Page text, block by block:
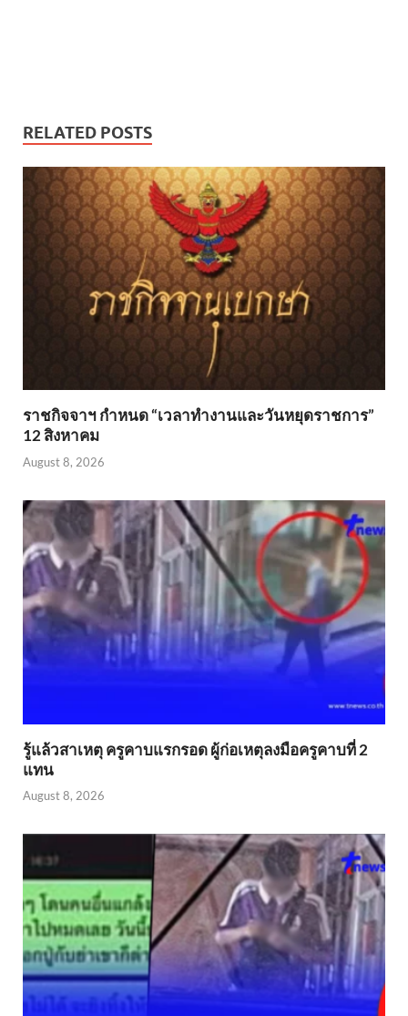
RELATED POSTS
ราชกิจจาฯ กำหนด “เวลาทำงานและวันหยุดราชการ”
12 สิงหาคม
August 8, 2026
รู้แล้วสาเหตุ ครูคาบแรกรอด ผู้ก่อเหตุลงมือครูคาบที่ 2
แทน
August 8, 2026